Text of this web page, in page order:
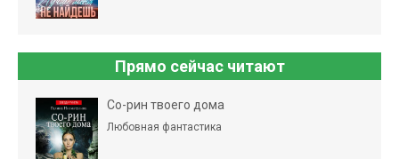
Прямо сейчас читают
Со-рин твоего дома
Любовная фантастика